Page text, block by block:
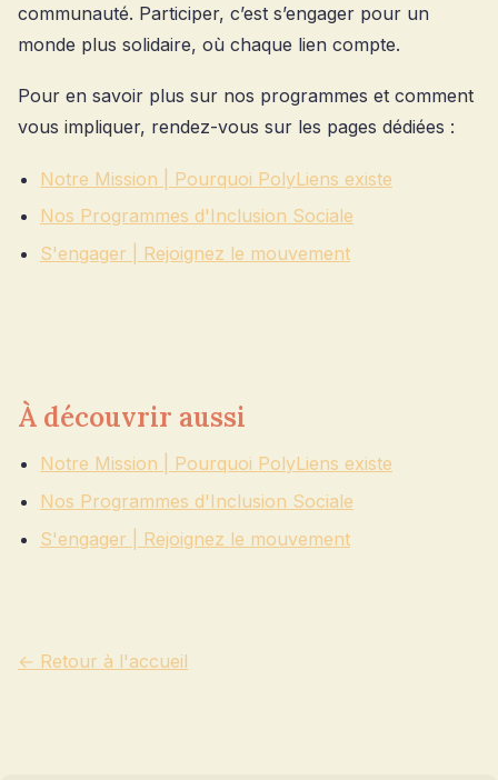
communauté. Participer, c’est s’engager pour un
monde plus solidaire, où chaque lien compte.
Pour en savoir plus sur nos programmes et comment
vous impliquer, rendez-vous sur les pages dédiées :
Notre Mission | Pourquoi PolyLiens existe
Nos Programmes d'Inclusion Sociale
S'engager | Rejoignez le mouvement
À découvrir aussi
Notre Mission | Pourquoi PolyLiens existe
Nos Programmes d'Inclusion Sociale
S'engager | Rejoignez le mouvement
← Retour à l'accueil